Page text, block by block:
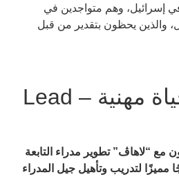
إسرائيل، وهم متواجدين في
والذين يحظون بتقدير من قبل
تطوير وبناء حياة مهنية – Lead
مع “لاهاڤ” تطوير مدراء التابعة
مميزًا لتدريب وتأهيل جيل المدراء